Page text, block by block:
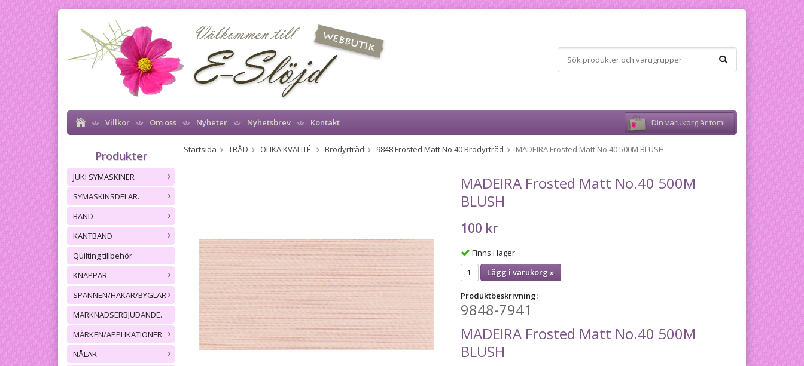
Villkor Om oss Nyheter Nyhetsbrev Kontakt Din varukorg är tom!
Produkter
JUKI SYMASKINER
SYMASKINSDELAR.
BAND
KANTBAND
Quilting tillbehör
KNAPPAR
SPÄNNEN/HAKAR/BYGLAR
MARKNADSERBJUDANDE.
MÄRKEN/APPLIKATIONER
NÅLAR
Startsida TRÅD OLIKA KVALITÉ. Brodyrtråd 9848 Frosted Matt No.40 Brodyrtråd MADEIRA Frosted Matt No.40 500M BLUSH
MADEIRA Frosted Matt No.40 500M
BLUSH
100 kr
Finns i lager
Lägg i varukorg »
Produktbeskrivning:
9848-7941
MADEIRA Frosted Matt No.40 500M
BLUSH